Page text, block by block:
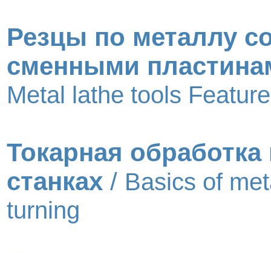
Резцы по металлу
сменными
Metal lathe tools
Токарная обработка
станках / Basics of
turning